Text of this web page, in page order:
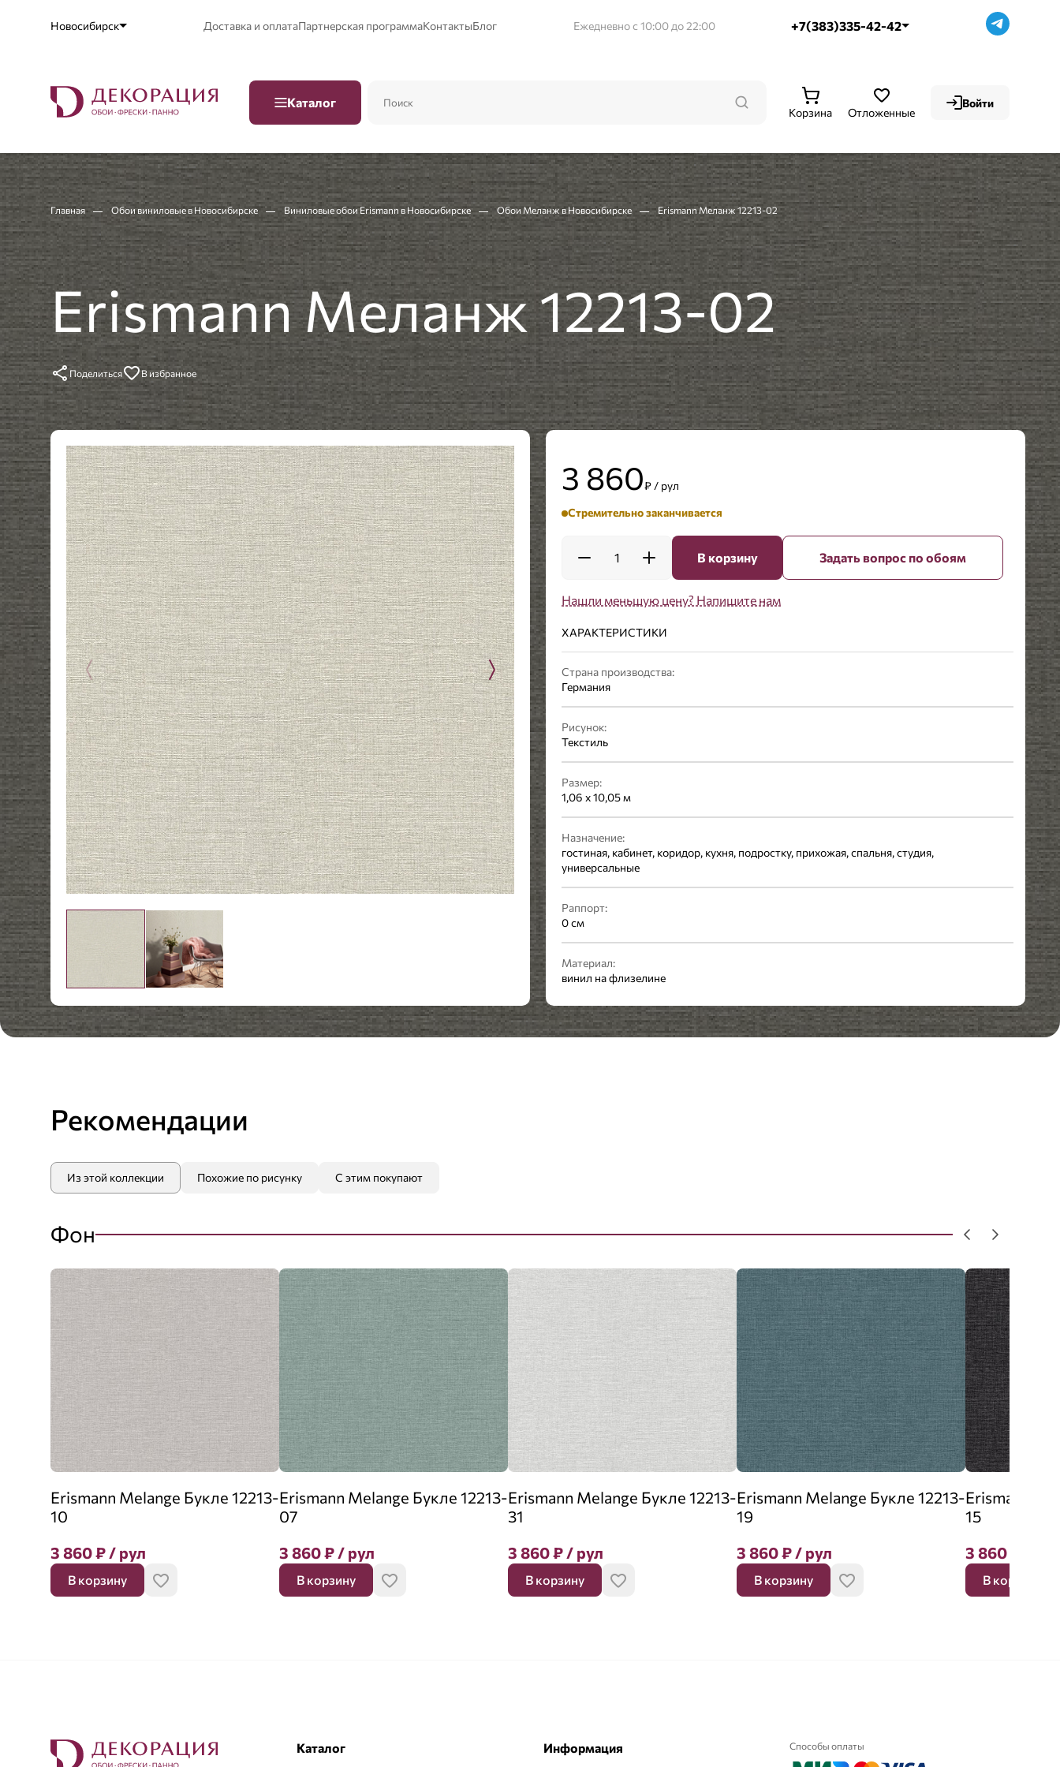
Новосибирск Доставка и оплатаПартнерская программаКонтактыБлог Ежедневно с 10:00 до 22:00 +7(383)335-42-42
Каталог
Отложенные
Корзина
Войти
Главная Обои виниловые в Новосибирске Виниловые обои Erismann в Новосибирске Обои Меланж в Новосибирске Erismann Меланж 12213-02
Erismann Меланж 12213-02
Поделиться В избранное
3 860₽ / рул
Стремительно заканчивается
1 В корзину Задать вопрос по обоям
Нашли меньшую цену? Напишите нам
ХАРАКТЕРИСТИКИ
Страна производства:
Германия
Рисунок:
Текстиль
Размер:
1,06 x 10,05 м
Назначение:
гостиная, кабинет, коридор, кухня, подростку, прихожая, спальня, студия,
универсальные
Раппорт:
0 см
Материал:
винил на флизелине
Стиль:
Современный
Рекомендации
Из этой коллекции Похожие по рисунку С этим покупают
Фон
Erismann Melange Букле 12213-
10
3 860₽/ рул
В корзину
Erismann Melange Букле 12213-
07
3 860₽/ рул
В корзину
Erismann Melange Букле 12213-
31
3 860₽/ рул
В корзину
Erismann Melange Букле 12213-
19
3 860₽/ рул
В корзину
Erismann
15
3 860
В корзину
Каталог Информация Способы оплаты